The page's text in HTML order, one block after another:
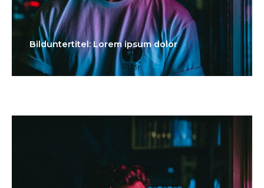
Bilduntertitel: Lorem ipsum dolor